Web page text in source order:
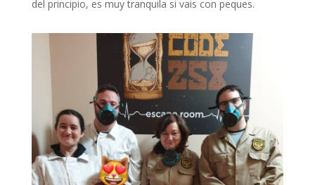
del principio, es muy tranquila si vais con peques.